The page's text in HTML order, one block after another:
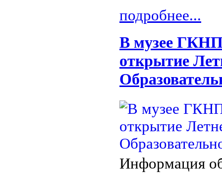
подробнее...
В музее
открытие
Информация